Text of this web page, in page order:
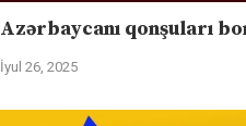
Azərbaycanı qonşuları
İyul 26, 2025